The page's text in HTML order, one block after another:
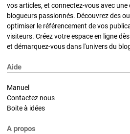
vos articles, et connectez-vous avec
blogueurs passionnés. Découvrez des
optimiser le référencement de vos
visiteurs. Créez votre espace en ligne
et démarquez-vous dans l'univers du
Aide
Manuel
Contactez nous
Boite à idées
A propos